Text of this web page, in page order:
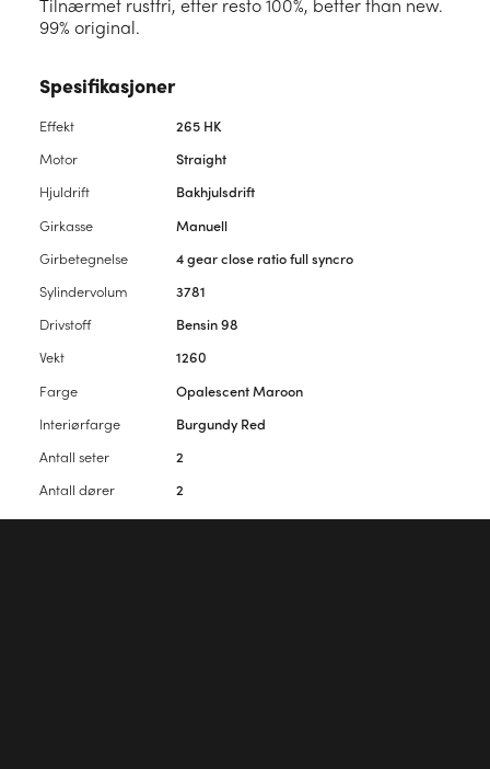
99% original.
Spesifikasjoner
Effekt
265 HK
Motor
Straight
Hjuldrift
Bakhjulsdrift
Girkasse
Manuell
Girbetegnelse
4 gear close ratio full syncro
Sylindervolum
3781
Drivstoff
Bensin 98
Vekt
1260
Farge
Opalescent Maroon
Interiørfarge
Burgundy Red
Antall seter
2
Antall dører
2